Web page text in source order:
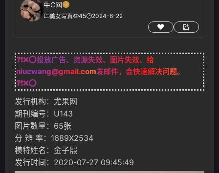
牛C网
美女写真 45 2024-6-22
❓❗❌⭕投放广告、资源失效、图片失效、给
niucwang@gmail.com发邮件，会快速解决问题。
❓❗❌⭕
发行机构：尤果网
期刊编号：U143
图片数量：65张
分 辨 率：1689X2534
模特姓名：金子熙
发行时间：2020-07-27 09:45:49